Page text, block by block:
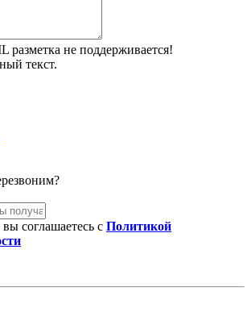
разметка не поддерживается!
текст.
соглашаетесь с Политикой